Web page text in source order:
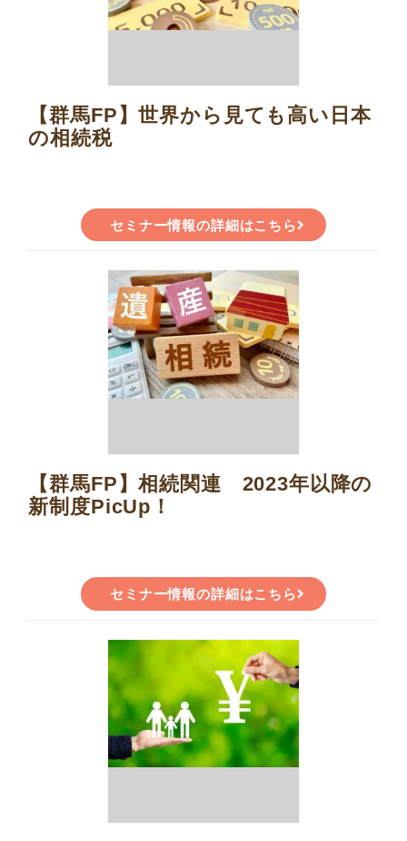
【群馬FP】世界から見ても高い日本
の相続税
セミナー情報の詳細はこちら
【群馬FP】相続関連 2023年以降の
新制度PicUp！
セミナー情報の詳細はこちら